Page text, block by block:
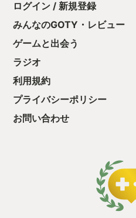
ログイン / 新規登録
みんなのGOTY・レビュー
ゲームと出会う
ラジオ
利用規約
プライバシーポリシー
お問い合わせ